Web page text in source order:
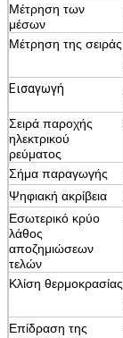
Μέτρηση των
μέσων
Μέτρηση της σειράς
Εισαγωγή
Σειρά παροχής
ηλεκτρικού
ρεύματος
Σήμα παραγωγής
Ψηφιακή ακρίβεια
Εσωτερικό κρύο
λάθος
αποζημιώσεων
τελών
Κλίση θερμοκρασίας
Επίδραση της